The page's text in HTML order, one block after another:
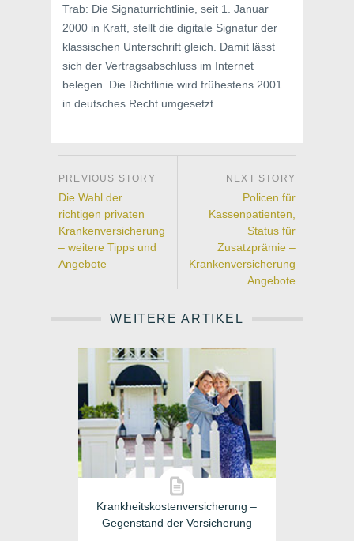
Trab: Die Signaturrichtlinie, seit 1. Januar
2000 in Kraft, stellt die digitale Signatur der
klassischen Unterschrift gleich. Damit lässt
sich der Vertragsabschluss im Internet
belegen. Die Richtlinie wird frühestens 2001
in deutsches Recht umgesetzt.
Die Wahl der
richtigen privaten
Krankenversicherung
– weitere Tipps und
Angebote
Policen für
Kassenpatienten,
Status für
Zusatzprämie –
Krankenversicherung
Angebote
WEITERE ARTIKEL
Krankheitskostenversicherung –
Gegenstand der Versicherung